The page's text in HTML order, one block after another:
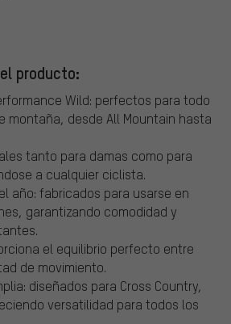
producto:
Wild: perfectos para todo
montaña, desde All Mountain hasta
tanto para damas como para
a cualquier ciclista.
año: fabricados para usarse en
garantizando comodidad y
el equilibrio perfecto entre
de movimiento.
diseñados para Cross Country,
versatilidad para todos los